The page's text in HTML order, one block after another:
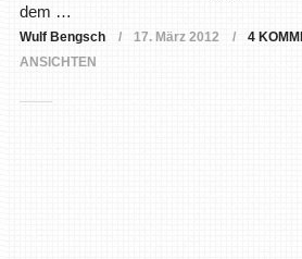
dem …
Wulf Bengsch 17. März 2012 4
ANSICHTEN